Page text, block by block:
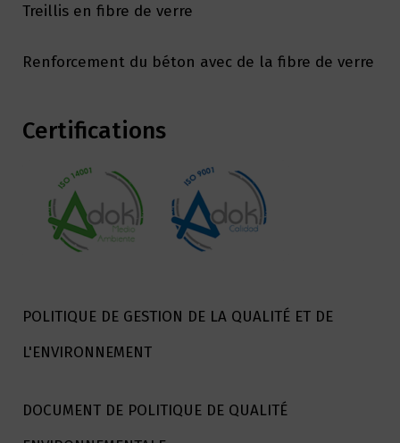
Treillis en fibre de verre
Renforcement du béton avec de la fibre de verre
Certifications
POLITIQUE DE GESTION DE LA QUALITÉ ET DE
L'ENVIRONNEMENT
DOCUMENT DE POLITIQUE DE QUALITÉ